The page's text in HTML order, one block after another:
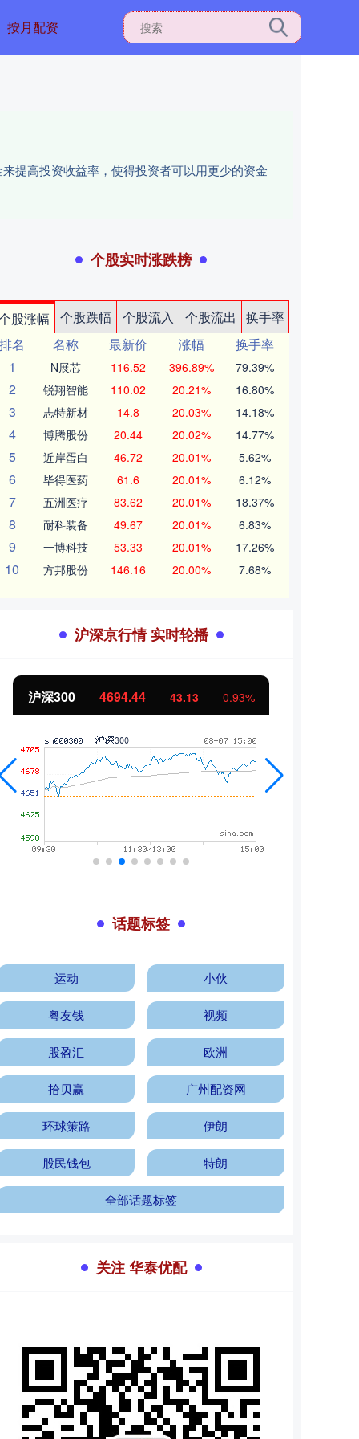
按月配资
提高投资收益率，使得投资者可以用更少的资金
个股实时涨跌榜
股涨幅 个股跌幅 个股流入 个股流出
换手率
排名
名称 最新价 涨幅
换手率
1
N展芯 116.52 396.89% 79.39%
2 锐翔智能 110.02 20.21% 16.80%
3 志特新材 14.8 20.03% 14.18%
4 博腾股份 20.44 20.02% 14.77%
5 近岸蛋白 46.72 20.01% 5.62%
6 毕得医药 61.6 20.01% 6.12%
7 五洲医疗 83.62 20.01% 18.37%
8 耐科装备 49.67 20.01% 6.83%
9 一博科技 53.33 20.01% 17.26%
10 方邦股份 146.16 20.00% 7.68%
沪深京行情 实时轮播
沪深300 4694.44 43.13 0.93%
话题标签
运动 小伙
粤友钱 视频
股盈汇 欧洲
拾贝赢 广州配资网
环球策路 伊朗
股民钱包 特朗
全部话题标签
关注 华泰优配